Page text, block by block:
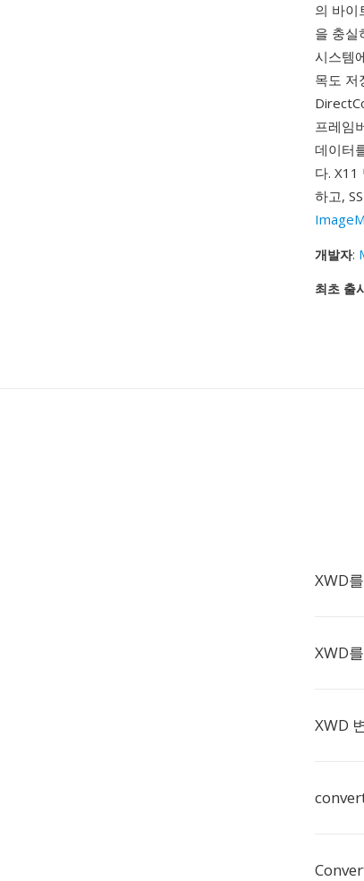
의 바이
을 충실
시스템
목도 저
프레임
데이터
다.
하고,
개발자:
최초 출
XWD
XWD
XWD